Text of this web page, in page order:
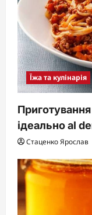
Їжа та кулінарія
ідеально al
Стаценко Ярослав